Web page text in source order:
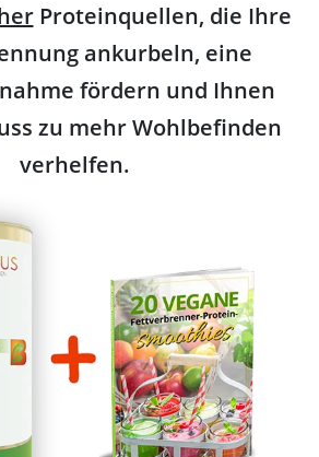
Proteinquellen, die Ihre
ankurbeln, eine
fördern und Ihnen
zu mehr Wohlbefinden
verhelfen.